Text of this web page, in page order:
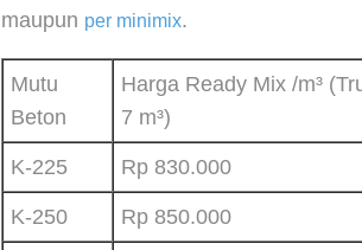
maupun per minimix.
Mutu
Beton
Harga Ready Mix /m³
7 m³)
K-225 Rp 830.000
K-250 Rp 850.000